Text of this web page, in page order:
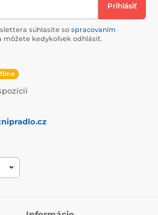
Prihlásiť
súhlasíte so spracovaním
môžete kedykoľvek odhlásiť.